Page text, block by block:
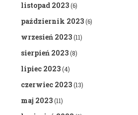
listopad 2023(6)
październik 2023(6)
wrzesień 2023(11)
sierpień 2023(8)
lipiec 2023(4)
czerwiec 2023(13)
maj 2023(11)